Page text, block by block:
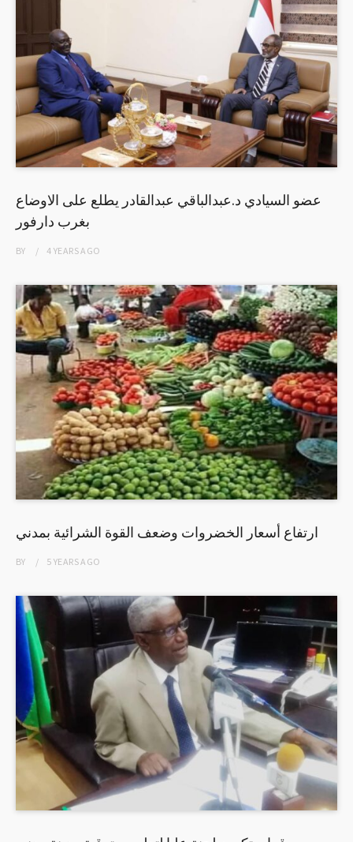
عضو السيادي د.عبدالباقي عبدالقادر يطلع على الاوضاع
بغرب دارفور
BY 4 YEARSAGO
ارتفاع أسعار الخضروات وضعف القوة الشرائية بمدني
BY 5 YEARSAGO